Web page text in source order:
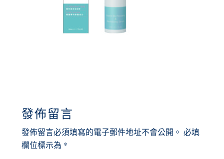
INTERACTIONS
發佈留言
發佈留言必須填寫的電子郵件地址不會公開。 必填
欄位標示為 *